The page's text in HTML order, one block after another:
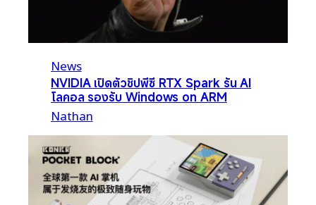
News
NVIDIA เปิดตัวชิปพีซี RTX Spark รัน AI
โลคอล รองรับ Windows on ARM
Nathan